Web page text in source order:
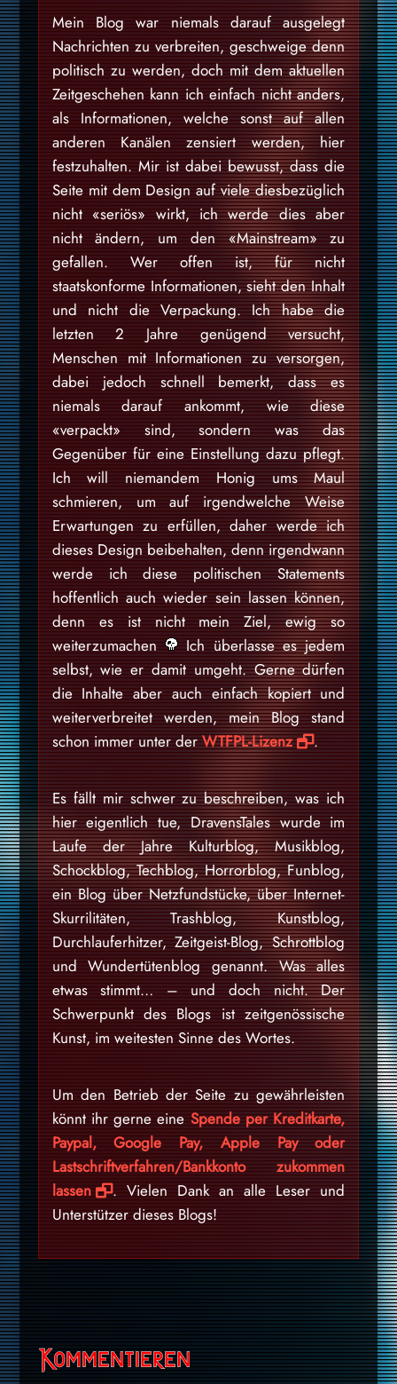
Mein Blog war niemals darauf ausgelegt
Nachrichten zu verbreiten, geschweige denn
politisch zu werden, doch mit dem aktuellen
Zeitgeschehen kann ich einfach nicht anders,
als Informationen, welche sonst auf allen
anderen Kanälen zensiert werden, hier
festzuhalten. Mir ist dabei bewusst, dass die
Seite mit dem Design auf viele diesbezüglich
nicht «seriös» wirkt, ich werde dies aber
nicht ändern, um den «Mainstream» zu
gefallen. Wer offen ist, für nicht
staatskonforme Informationen, sieht den Inhalt
und nicht die Verpackung. Ich habe die
letzten 2 Jahre genügend versucht,
Menschen mit Informationen zu versorgen,
dabei jedoch schnell bemerkt, dass es
niemals darauf ankommt, wie diese
«verpackt» sind, sondern was das
Gegenüber für eine Einstellung dazu pflegt.
Ich will niemandem Honig ums Maul
schmieren, um auf irgendwelche Weise
Erwartungen zu erfüllen, daher werde ich
dieses Design beibehalten, denn irgendwann
werde ich diese politischen Statements
hoffentlich auch wieder sein lassen können,
denn es ist nicht mein Ziel, ewig so
weiterzumachen
Ich überlasse es jedem
selbst, wie er damit umgeht. Gerne dürfen
die Inhalte aber auch einfach kopiert und
weiterverbreitet werden, mein Blog stand
schon immer unter derWTFPL-Lizenz .
Es fällt mir schwer zu beschreiben, was ich
hier eigentlich tue, DravensTales wurde im
Laufe der Jahre Kulturblog, Musikblog,
Schockblog, Techblog, Horrorblog, Funblog,
ein Blog über Netzfundstücke, über Internet-
Skurrilitäten, Trashblog, Kunstblog,
Durchlauferhitzer, Zeitgeist-Blog, Schrottblog
und Wundertütenblog genannt. Was alles
etwas stimmt… – und doch nicht. Der
Schwerpunkt des Blogs ist zeitgenössische
Kunst, im weitesten Sinne des Wortes.
Um den Betrieb der Seite zu gewährleisten
könnt ihr gerne eineSpende per Kreditkarte,
Paypal, Google Pay, Apple Pay oder
Lastschriftverfahren/Bankkonto zukommen
lassen
. Vielen Dank an alle Leser und
Unterstützer dieses Blogs!
Kommentieren